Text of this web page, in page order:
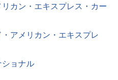
カン・エキスプレス・カー
アメリカン・エキスプレ
ョナル